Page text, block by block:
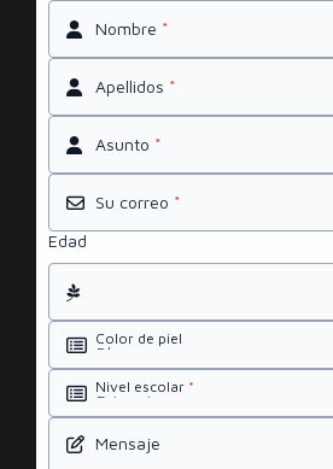
Nombre *
Apellidos *
Asunto *
Su correo *
Edad
Color de piel
Nivel escolar *
Mensaje